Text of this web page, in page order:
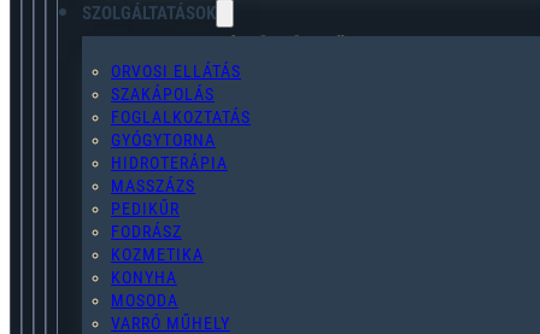
SZOLGÁLTATÁSOK
ORVOSI ELLÁTÁS
SZAKÁPOLÁS
FOGLALKOZTATÁS
GYÓGYTORNA
HIDROTERÁPIA
MASSZÁZS
PEDIKŰR
FODRÁSZ
KOZMETIKA
KONYHA
MOSODA
VARRÓ MŰHELY
pecel@egymast-segito.hu
(28) 454-076